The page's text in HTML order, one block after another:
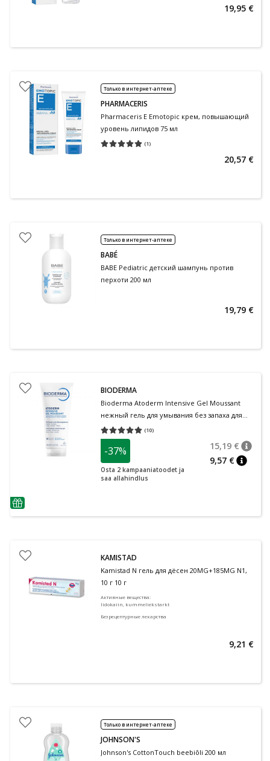
19,95 €
Только в интернет-аптеке
PHARMACERIS
Pharmaceris E Emotopic крем, повышающий
уровень липидов 75 мл
(1)
Средняя оценка 5.00
20,57 €
Только в интернет-аптеке
BABÉ
BABE Pediatric детский шампунь против
перхоти 200 мл
19,79 €
nõuanne
BIODERMA
Bioderma Atoderm Intensive Gel Moussant
нежный гель для умывания без запаха для
очень сухой и атопичной кожи 200 мл
(10)
Средняя оценка 5.00
-37%
Osta 2 kampaaniatoodet ja
saa allahindlus
15,19 €
9,57 €
KAMISTAD
Kamistad N гель для дёсен 20MG+185MG N1,
10 г 10 г
Активные вещества:
lidokaiin, kummeliekstarkt
Безрецептурные лекарства
9,21 €
Только в интернет-аптеке
JOHNSON'S
Johnson's CottonTouch beebiõli 200 мл